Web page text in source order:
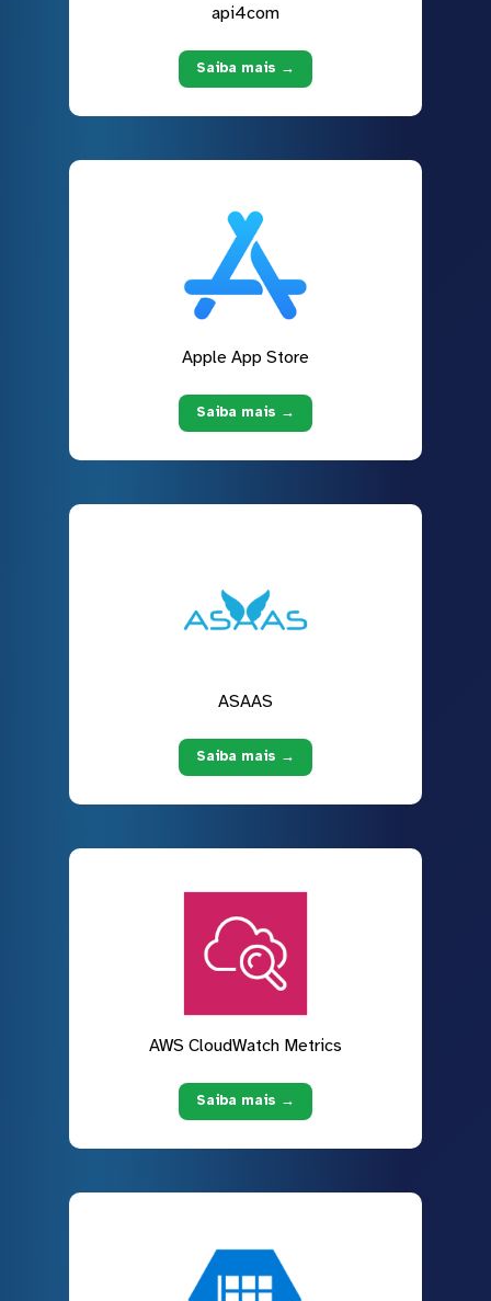
api4com
Saiba mais →
Apple App Store
Saiba mais →
ASAAS
Saiba mais →
AWS CloudWatch Metrics
Saiba mais →